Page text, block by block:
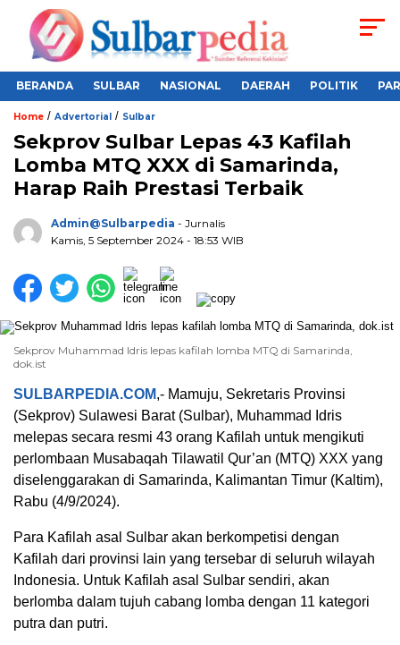
BERANDA SULBAR NASIONAL DAERAH POLITIK
Home / Advertorial / Sulbar
Sekprov Sulbar Lepas 43 Kafilah
Lomba MTQ XXX di Samarinda,
Harap Raih Prestasi Terbaik
Admin@sulbarpedia - Jurnalis
Kamis, 5 September 2024 - 18:53 WIB
Sekprov Muhammad Idris lepas kafilah lomba MTQ di Samarinda,
dok.ist
SULBARPEDIA.COM,- Mamuju, Sekretaris Provinsi
(Sekprov) Sulawesi Barat (Sulbar), Muhammad Idris
melepas secara resmi 43 orang Kafilah untuk mengikuti
perlombaan Musabaqah Tilawatil Qur’an (MTQ) XXX yang
diselenggarakan di Samarinda, Kalimantan Timur (Kaltim),
Rabu (4/9/2024).
Para Kafilah asal Sulbar akan berkompetisi dengan
Kafilah dari provinsi lain yang tersebar di seluruh wilayah
Indonesia. Untuk Kafilah asal Sulbar sendiri, akan
berlomba dalam tujuh cabang lomba dengan 11 kategori
putra dan putri.